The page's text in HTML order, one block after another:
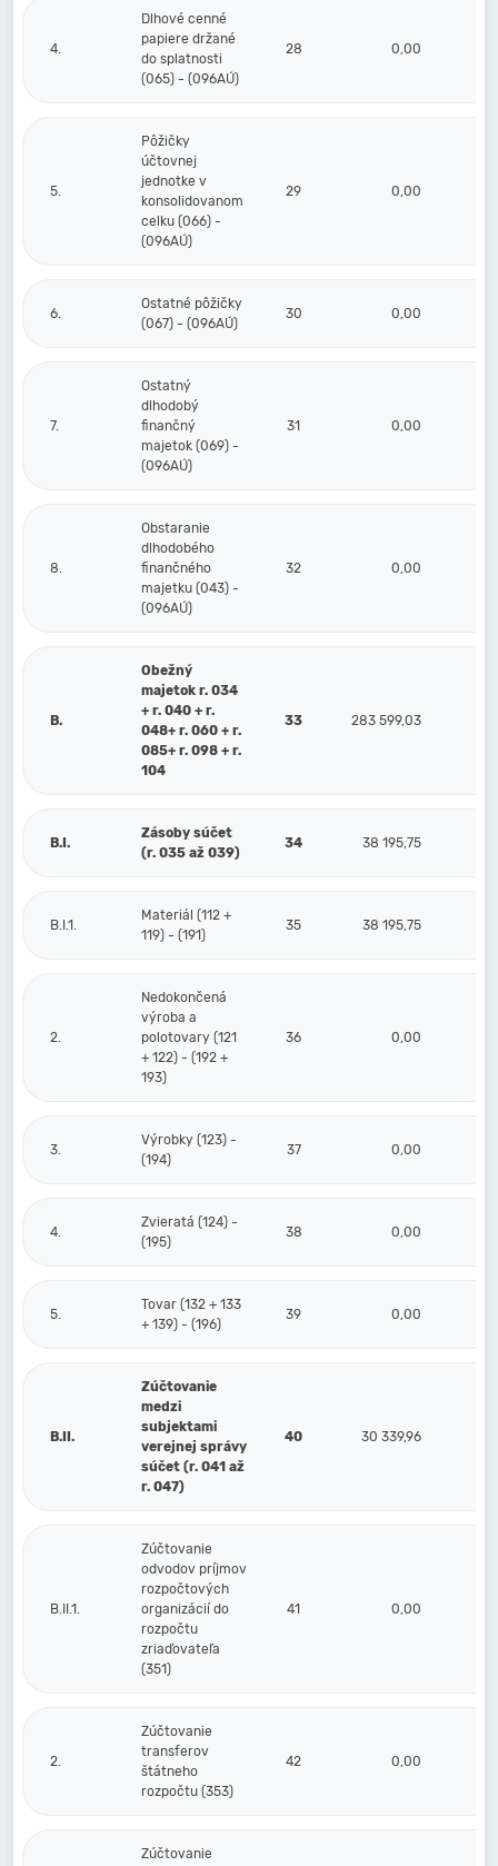
4.
Dlhové cenné
papiere držané
do splatnosti
(065) - (096AÚ)
28 0,00
5.
Pôžičky
účtovnej
jednotke v
konsolidovanom
celku (066) -
(096AÚ)
29 0,00
6.
Ostatné pôžičky
(067) - (096AÚ)
30 0,00
7.
Ostatný
dlhodobý
finančný
majetok (069) -
(096AÚ)
31 0,00
8.
Obstaranie
dlhodobého
finančného
majetku (043) -
(096AÚ)
32 0,00
B.
Obežný
majetok r. 034
+ r. 040 + r.
048+ r. 060 + r.
085+ r. 098 + r.
104
33 283 599,03
B.I.
Zásoby súčet
(r. 035 až 039)
34 38 195,75
B.I.1.
Materiál (112 +
119) - (191)
35 38 195,75
2.
Nedokončená
výroba a
polotovary (121
+ 122) - (192 +
193)
36 0,00
3.
Výrobky (123) -
(194)
37 0,00
4.
Zvieratá (124) -
(195)
38 0,00
5.
Tovar (132 + 133
+ 139) - (196)
39 0,00
B.II.
Zúčtovanie
medzi
subjektami
verejnej správy
súčet (r. 041 až
r. 047)
40 30 339,96
B.II.1.
Zúčtovanie
odvodov príjmov
rozpočtových
organizácií do
rozpočtu
zriaďovateľa
(351)
41 0,00
2.
Zúčtovanie
transferov
štátneho
rozpočtu (353)
42 0,00
Zúčtovanie